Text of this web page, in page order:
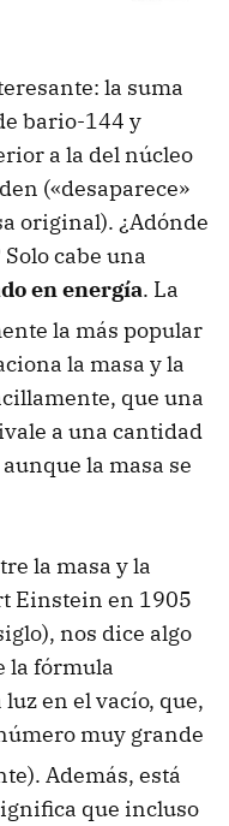
la suma
bario-144 y
a la del núcleo
(«desaparece»
original). ¿Adónde
cabe una
en energía. La
la más popular
la masa y la
que una
a una cantidad
la masa se
la masa y la
Einstein en 1905
nos dice algo
la fórmula
en el vacío, que,
muy grande
Además, está
que incluso